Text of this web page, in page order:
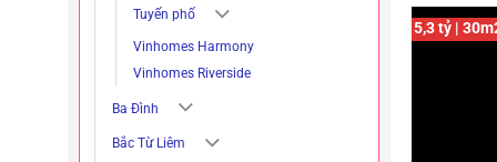
Tuyến phố
Vinhomes Harmony
Vinhomes Riverside
Ba Đình
Bắc Từ Liêm
5,3 tỷ |